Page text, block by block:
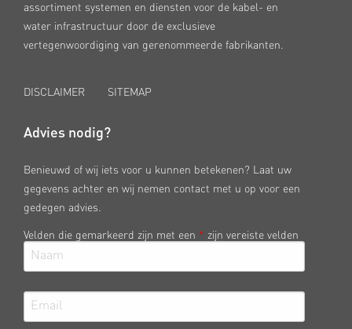
assortiment systemen en diensten voor de kabel- en
water infrastructuur door de exclusieve
vertegenwoordiging van gerenommeerde fabrikanten.
DISCLAIMER SITEMAP
Advies nodig?
Benieuwd of wij iets voor u kunnen betekenen? Laat uw
gegevens achter en wij nemen contact met u op voor een
gedegen advies.
Velden die gemarkeerd zijn met een * zijn vereiste velden